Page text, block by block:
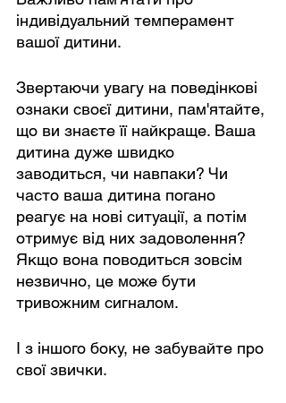
індивідуальний темперамент
вашої дитини.
Звертаючи увагу на поведінкові
ознаки своєї дитини, пам'ятайте,
що ви знаєте її найкраще. Ваша
дитина дуже швидко
заводиться, чи навпаки? Чи
часто ваша дитина погано
реагує на нові ситуації, а потім
отримує від них задоволення?
Якщо вона поводиться зовсім
незвично, це може бути
тривожним сигналом.
І з іншого боку, не забувайте про
свої звички.